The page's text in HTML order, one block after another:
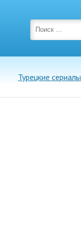
Турецкие сериалы